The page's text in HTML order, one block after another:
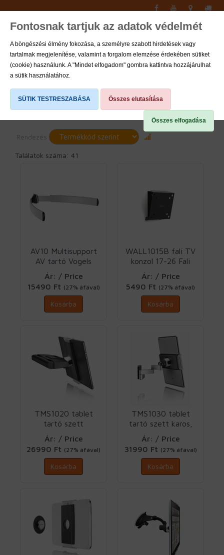
Fontosnak tartjuk az adatok védelmét
A böngészési élmény fokozása, a személyre szabott hirdetések vagy
tartalmak megjelenítése, valamint a forgalom elemzése érdekében sütiket
(cookie) használunk. A "Mindet elfogadom" gombra kattintva hozzájárulhat
a sütik használatához.
SÜTIK TESTRESZABÁSA Összes elutasítása
Összes elfogadása
0
Consumer tv konzolok
Rendezés
Találatok száma: 41
AV10 Multisupport
AV tartó Vogels
Ár: / Price
15490 Ft (27% áfával)
Kosárba
WALL1015B fali TV
konzol 17-26 Fali
tartó Vogels
Ár: / Price
5490 Ft (27% áfával)
Kosárba
TMS1020 tablet
tartó szett
fejtámlára 7-13"
Vogels
Ár: / Price
26990 Ft (27% áfával)
Kosárba
TMS1030 tablet
tartó szett karos,
fali 7-13" Vogels
Ár: / Price
31990 Ft (27% áfával)
Kosárba